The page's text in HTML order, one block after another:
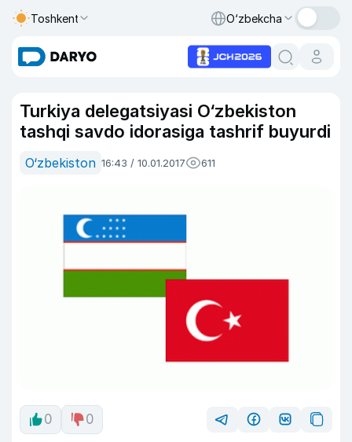
Toshkent O‘zbekcha
Turkiya delegatsiyasi O‘zbekiston
tashqi savdo idorasiga tashrif buyurdi
O‘zbekiston 16:43 / 10.01.2017 611
0 0